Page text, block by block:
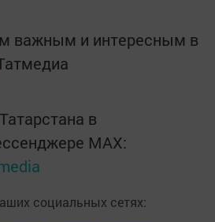
важным и интересным в
в
MАХ:
социальных сетях: